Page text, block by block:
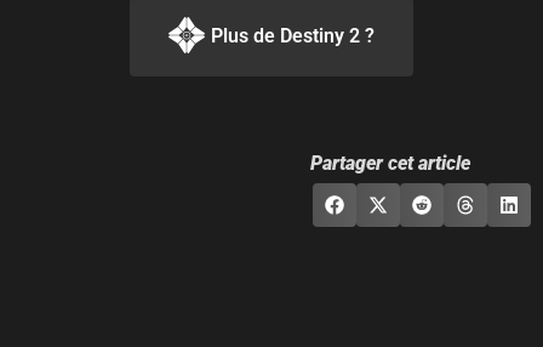
Plus de Destiny 2 ?
Partager cet article